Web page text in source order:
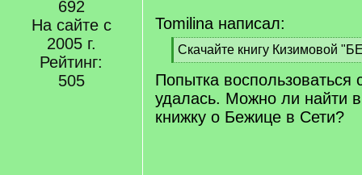
692
На сайте с
2005 г.
Рейтинг:
505
Tomilina написал:
[
q
]
Скачайте книгу Кизимовой
[
/
q
]
Попытка воспользоваться
удалась. Можно ли найти
книжку о Бежице в Сети?